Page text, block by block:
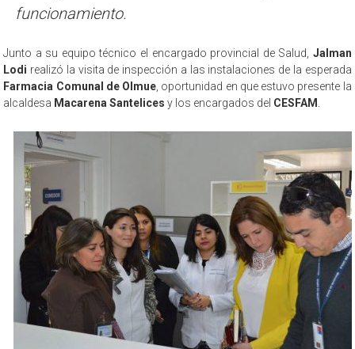
funcionamiento.
Junto a su equipo técnico el encargado provincial de Salud, Jalman
Lodi realizó la visita de inspección a las instalaciones de la esperada
Farmacia Comunal de Olmue , oportunidad en que estuvo presente la
alcaldesa Macarena Santelices y los encargados del CESFAM